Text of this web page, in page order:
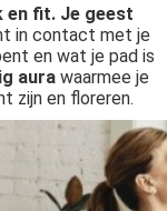
en fit. Je geest
in contact met je
en wat je pad is
aura waarmee je
zijn en floreren.